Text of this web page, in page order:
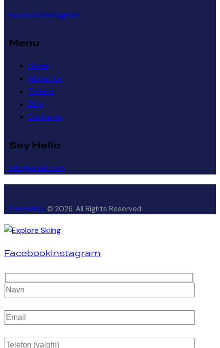
FacebookInstagram
Menu
Home
About Us
Tickets
Blog
Contacts
Say Hello
info@email.com
ThemeRex © 2026. All Rights Reserved.
FacebookInstagram